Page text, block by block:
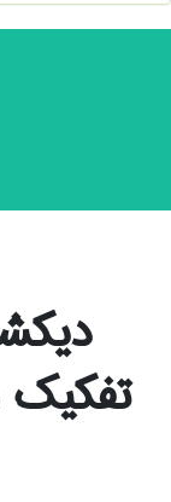
تفکیک